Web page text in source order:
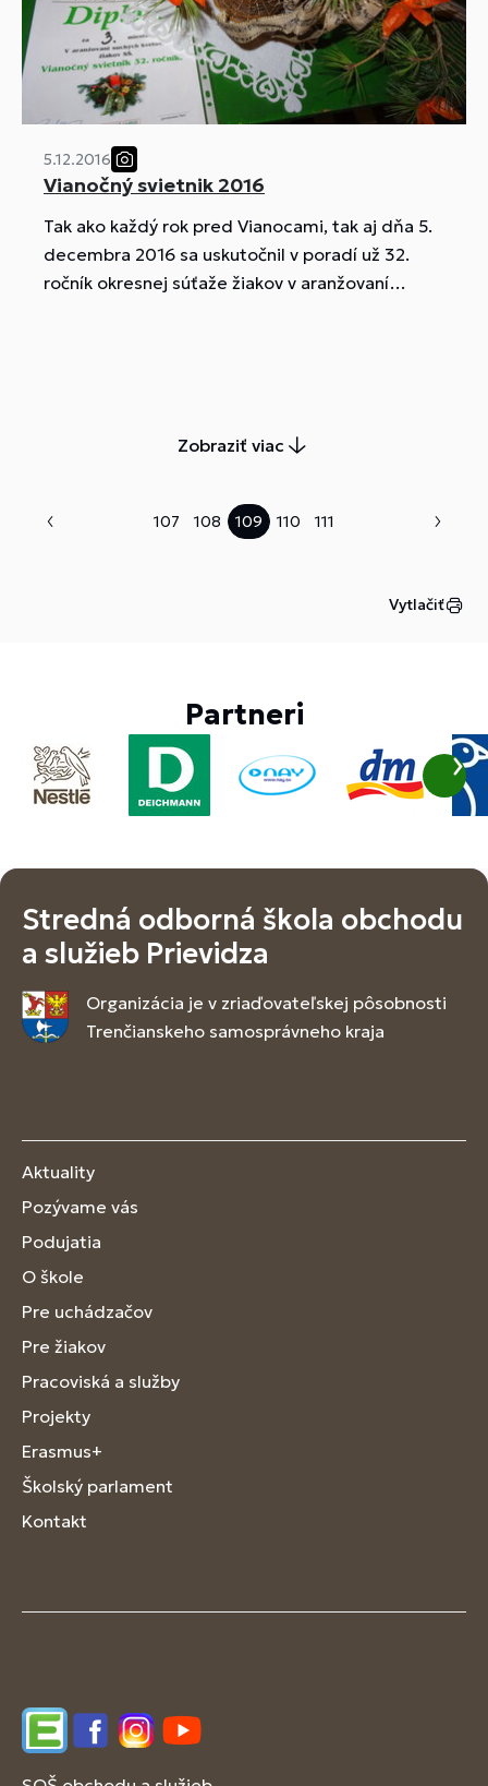
5.12.2016
Vianočný svietnik 2016
Tak ako každý rok pred Vianocami, tak aj dňa 5.
decembra 2016 sa uskutočnil v poradí už 32.
ročník okresnej súťaže žiakov v aranžovaní
Zobraziť viac
107 108 109 110 111
Vytlačiť
Partneri
Stredná odborná škola obchodu
a služieb Prievidza
Organizácia je v zriaďovateľskej pôsobnosti
Trenčianskeho samosprávneho kraja
Aktuality
Pozývame vás
Podujatia
O škole
Pre uchádzačov
Pre žiakov
Pracoviská a služby
Projekty
Erasmus+
Školský parlament
Kontakt
EdupageFacebookInstagram
YouTube